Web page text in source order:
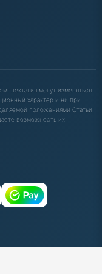
могут изменяться
характер и ни при
положениями Статьи
возможность их